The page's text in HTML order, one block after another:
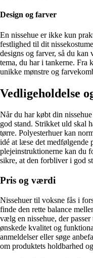
Design og farver
En nissehue er ikke kun
festlighed til dit
designs og farver, så du
tema, du har i tankerne. Fra
unikke mønstre og
Vedligeholdelse
Når du har købt din
god stand. Strikket uld skal
tørre. Polyesterhuer kan
idé at læse det medfølgende
plejeinstruktionerne kan du
sikre, at den forbliver i god
Pris og værdi
Nissehuer til voksne fås i
finde den rette balance
vælg en nissehue, der
ønskede kvalitet og
anmeldelser eller søge
om produktets holdbarhed